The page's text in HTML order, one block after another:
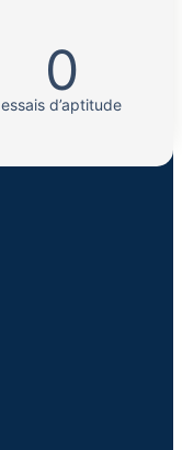
0
essais d’aptitude